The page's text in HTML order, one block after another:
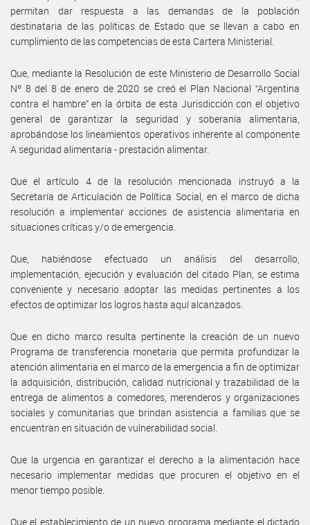
permitan dar respuesta a las demandas de la población
destinataria de las políticas de Estado que se llevan a cabo en
cumplimiento de las competencias de esta Cartera Ministerial.
Que, mediante la Resolución de este Ministerio de Desarrollo Social
Nº 8 del 8 de enero de 2020 se creó el Plan Nacional “Argentina
contra el hambre” en la órbita de esta Jurisdicción con el objetivo
general de garantizar la seguridad y soberanía alimentaria,
aprobándose los lineamientos operativos inherente al componente
A seguridad alimentaria - prestación alimentar.
Que el artículo 4 de la resolución mencionada instruyó a la
Secretaría de Articulación de Política Social, en el marco de dicha
resolución a implementar acciones de asistencia alimentaria en
situaciones críticas y/o de emergencia.
Que, habiéndose efectuado un análisis del desarrollo,
implementación, ejecución y evaluación del citado Plan, se estima
conveniente y necesario adoptar las medidas pertinentes a los
efectos de optimizar los logros hasta aquí alcanzados.
Que en dicho marco resulta pertinente la creación de un nuevo
Programa de transferencia monetaria que permita profundizar la
atención alimentaria en el marco de la emergencia a fin de optimizar
la adquisición, distribución, calidad nutricional y trazabilidad de la
entrega de alimentos a comedores, merenderos y organizaciones
sociales y comunitarias que brindan asistencia a familias que se
encuentran en situación de vulnerabilidad social.
Que la urgencia en garantizar el derecho a la alimentación hace
necesario implementar medidas que procuren el objetivo en el
menor tiempo posible.
Que el establecimiento de un nuevo programa mediante el dictado